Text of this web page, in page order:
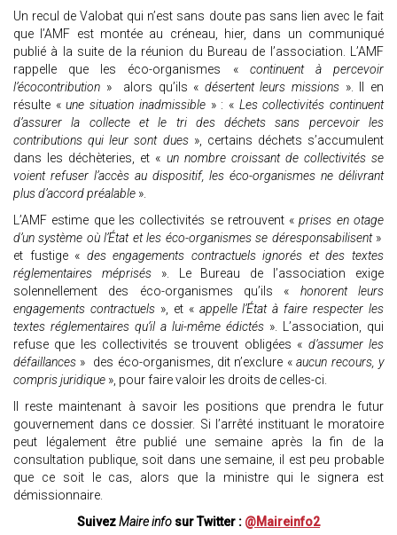
Un recul de Valobat qui n’est sans doute pas sans lien avec le fait
que l’AMF est montée au créneau, hier, dans un communiqué
publié à la suite de la réunion du Bureau de l’association. L’AMF
rappelle que les éco-organismes «continuent à percevoir
l’écocontribution » alors qu’ils « désertent leurs missions ». Il en
résulte «une situation inadmissible» : « Les collectivités continuent
d’assurer la collecte et le tri des déchets sans percevoir les
contributions qui leur sont dues», certains déchets s’accumulent
dans les déchèteries, et « un nombre croissant de collectivités se
voient refuser l’accès au dispositif, les éco-organismes ne délivrant
plus d’accord préalable ».
L’AMF estime que les collectivités se retrouvent «prises en otage
d’un système où l’État et les éco-organismes se déresponsabilisent»
et fustige « des engagements contractuels ignorés et des textes
réglementaires méprisés ». Le Bureau de l’association exige
solennellement des éco-organismes qu’ils « honorent leurs
engagements contractuels», et « appelle l’État à faire respecter les
textes réglementaires qu’il a lui-même édictés ». L’association, qui
refuse que les collectivités se trouvent obligées « d’assumer les
défaillances » des éco-organismes, dit n’exclure «aucun recours, y
compris juridique », pour faire valoir les droits de celles-ci.
Il reste maintenant à savoir les positions que prendra le futur
gouvernement dans ce dossier. Si l’arrêté instituant le moratoire
peut légalement être publié une semaine après la fin de la
consultation publique, soit dans une semaine, il est peu probable
que ce soit le cas, alors que la ministre qui le signera est
démissionnaire.
SuivezMaire info sur Twitter : @Maireinfo2